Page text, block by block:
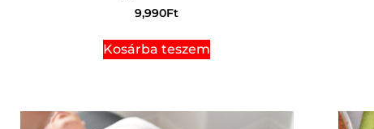
9,990Ft
Kosárba teszem